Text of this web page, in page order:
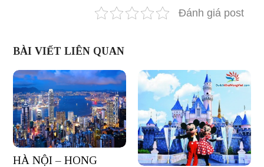
Đánh giá post
BÀI VIẾT LIÊN QUAN
HÀ NỘI – HONG